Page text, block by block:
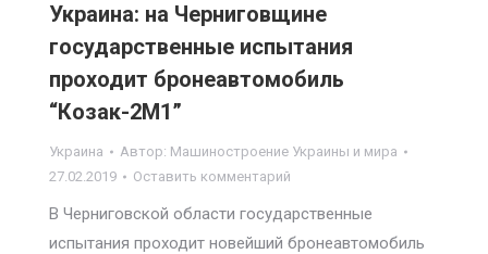
Украина: на Черниговщине
государственные испытания
проходит бронеавтомобиль
“Козак-2М1”
Украина Автор: Машиностроение Украины и мира
27.02.2019
Оставить комментарий
В Черниговской области государственные
испытания проходит новейший бронеавтомобиль